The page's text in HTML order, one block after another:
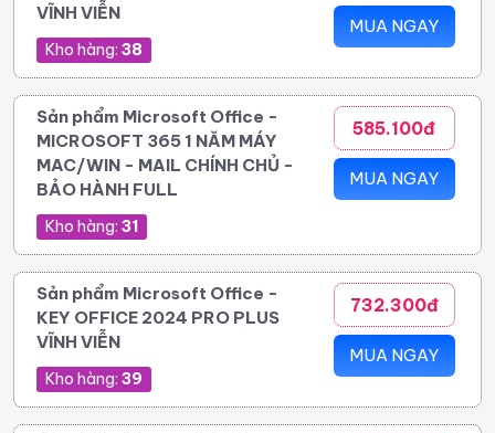
VĨNH VIỄN
Kho hàng: 38
MUA NGAY
Sản phẩm Microsoft Office -
MICROSOFT 365 1 NĂM MÁY
MAC/WIN - MAIL CHÍNH CHỦ -
BẢO HÀNH FULL
Kho hàng: 31
585.100đ
MUA NGAY
Sản phẩm Microsoft Office -
KEY OFFICE 2024 PRO PLUS
VĨNH VIỄN
Kho hàng: 39
732.300đ
MUA NGAY